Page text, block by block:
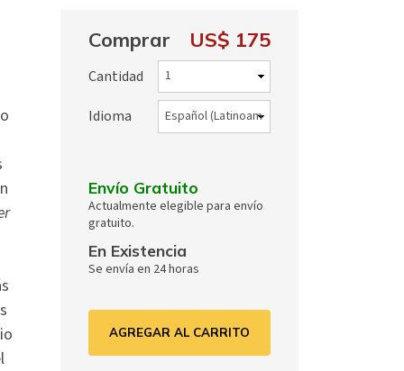
Comprar US$ 175
Cantidad
Idioma
Envío Gratuito
Actualmente elegible para envío
gratuito.
En Existencia
Se envía en 24 horas
AGREGAR AL CARRITO